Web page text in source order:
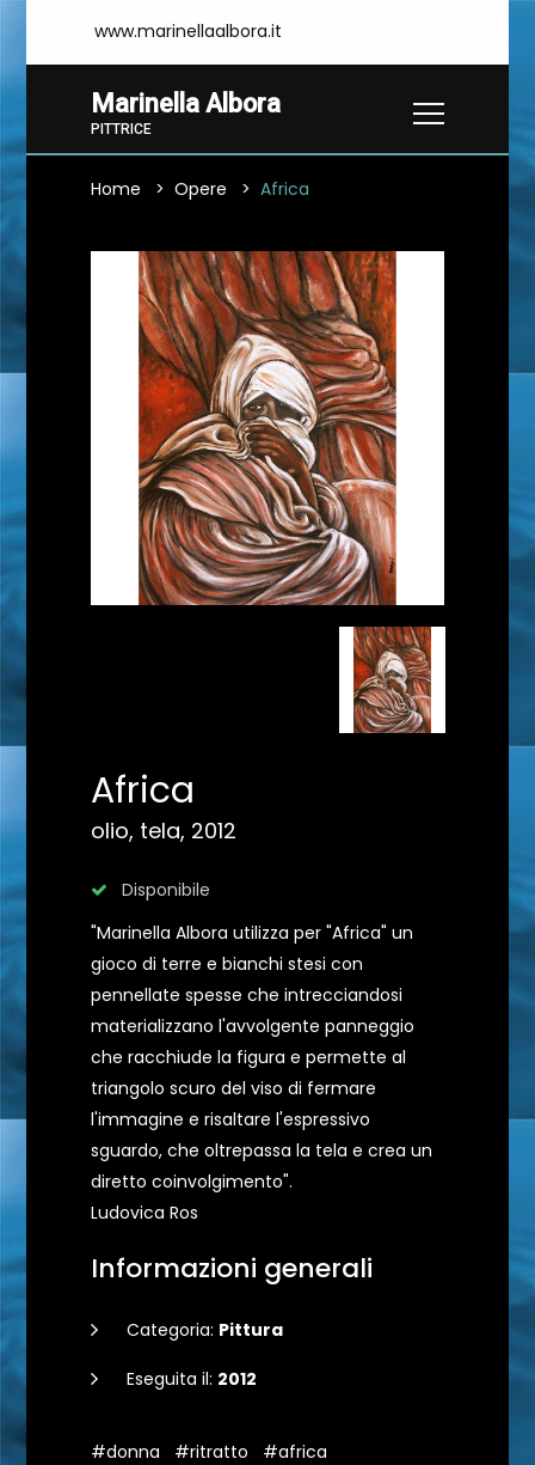
www.marinellaalbora.it
Marinella Albora
PITTRICE
Home Opere Africa
Africa
olio, tela, 2012
Disponibile
"Marinella Albora utilizza per "Africa" un
gioco di terre e bianchi stesi con
pennellate spesse che intrecciandosi
materializzano l'avvolgente panneggio
che racchiude la figura e permette al
triangolo scuro del viso di fermare
l'immagine e risaltare l'espressivo
sguardo, che oltrepassa la tela e crea un
diretto coinvolgimento".
Ludovica Ros
Informazioni generali
Categoria: Pittura
Eseguita il: 2012
#donna #ritratto #africa